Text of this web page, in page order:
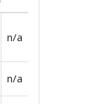
n/a
n/a